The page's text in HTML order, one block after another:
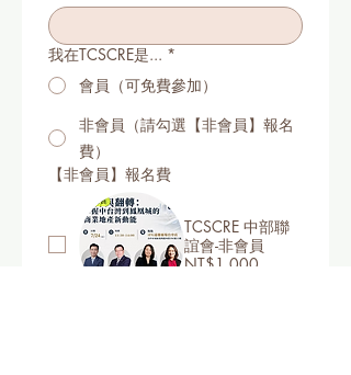
我在TCSCRE是... *
會員（可免費參加）
非會員（請勾選【非會員】報名
費）
【非會員】報名費
TCSCRE 中部聯
誼會-非會員
NT$1,000